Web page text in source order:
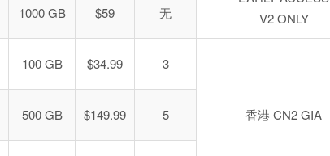
V2 ONLY
1000 GB $59 无
100 GB $34.99 3
香港 CN2 GIA
500 GB $149.99 5